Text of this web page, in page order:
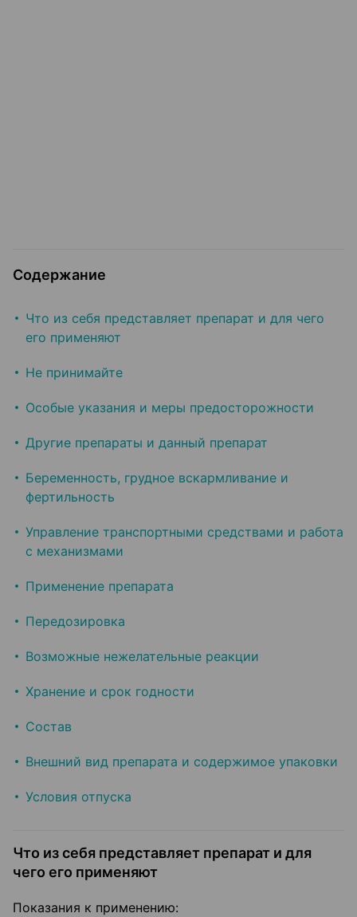
Содержание
Что из себя представляет препарат и для чего
его применяют
Не принимайте
Особые указания и меры предосторожности
Другие препараты и данный препарат
Беременность, грудное вскармливание и
фертильность
Управление транспортными средствами и работа
с механизмами
Применение препарата
Передозировка
Возможные нежелательные реакции
Хранение и срок годности
Состав
Внешний вид препарата и содержимое упаковки
Условия отпуска
Что из себя представляет препарат и для
чего его применяют
Показания к применению: